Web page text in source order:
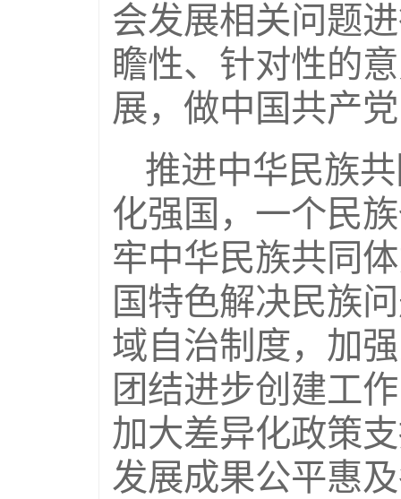
会发展相关问题
瞻性、针对性的
展，做中国共产
推进中华民族
化强国，一个民
牢中华民族共同
国特色解决民族
域自治制度，加
团结进步创建工
加大差异化政策
发展成果公平惠